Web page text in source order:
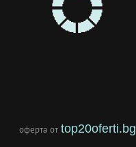
оферта от top20oferti.bg